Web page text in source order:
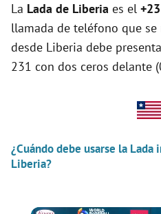
La Lada de Liberia es el
llamada de teléfono que
desde Liberia debe
231 con dos ceros delante
¿Cuándo debe usarse la
Liberia?